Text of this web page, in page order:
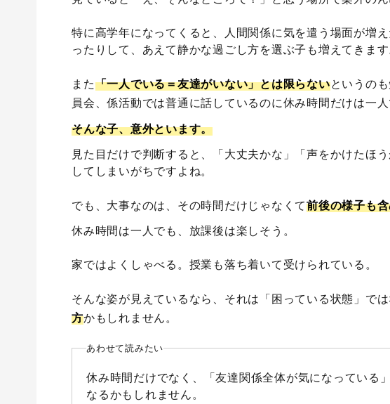
特に高学年になってくると、人間関係に気を遣う場面が増
ったりして、あえて静かな過ごし方を選ぶ子も増えてきます
また「一人でいる＝友達がいない」とは限らないというの
員会、係活動では普通に話しているのに休み時間だけは一人
そんな子、意外といます。
見た目だけで判断すると、「大丈夫かな」「声をかけたほ
してしまいがちですよね。
でも、大事なのは、その時間だけじゃなくて前後の様子も
休み時間は一人でも、放課後は楽しそう。
家ではよくしゃべる。授業も落ち着いて受けられている。
そんな姿が見えているなら、それは「困っている状態」では
方かもしれません。
あわせて読みたい
休み時間だけでなく、「友達関係全体が気になっている
なるかもしれません。